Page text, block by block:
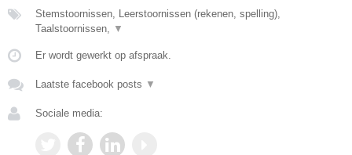
Stemstoornissen, Leerstoornissen (rekenen, spelling),
Taalstoornissen, ▼
Er wordt gewerkt op afspraak.
Laatste facebook posts ▼
Sociale media: